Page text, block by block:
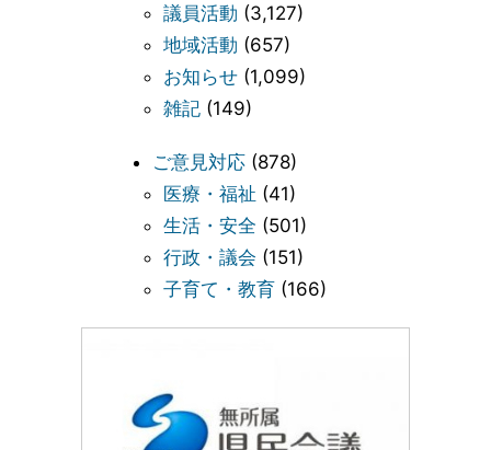
議員活動 (3,127)
地域活動 (657)
お知らせ (1,099)
雑記 (149)
ご意見対応 (878)
医療・福祉 (41)
生活・安全 (501)
行政・議会 (151)
子育て・教育 (166)